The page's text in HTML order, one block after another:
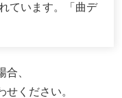
ています。「曲デ
合、
ください。